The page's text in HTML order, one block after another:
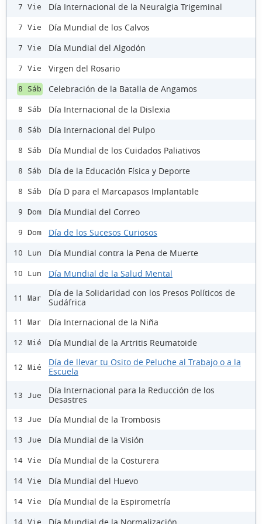
7 Vie Día Internacional de la Neuralgia Trigeminal
7 Vie Día Mundial de los Calvos
7 Vie Día Mundial del Algodón
7 Vie Virgen del Rosario
8 Sáb Celebración de la Batalla de Angamos
8 Sáb Día Internacional de la Dislexia
8 Sáb Día Internacional del Pulpo
8 Sáb Día Mundial de los Cuidados Paliativos
8 Sáb Día de la Educación Física y Deporte
8 Sáb Día D para el Marcapasos Implantable
9 Dom Día Mundial del Correo
9 Dom Día de los Sucesos Curiosos
10 Lun Día Mundial contra la Pena de Muerte
10 Lun Día Mundial de la Salud Mental
11 Mar
Día de la Solidaridad con los Presos Políticos de
Sudáfrica
11 Mar Día Internacional de la Niña
12 Mié Día Mundial de la Artritis Reumatoide
12 Mié
Día de llevar tu Osito de Peluche al Trabajo o a la
Escuela
13 Jue
Día Internacional para la Reducción de los
Desastres
13 Jue Día Mundial de la Trombosis
13 Jue Día Mundial de la Visión
14 Vie Día Mundial de la Costurera
14 Vie Día Mundial del Huevo
14 Vie Día Mundial de la Espirometría
14 Vie